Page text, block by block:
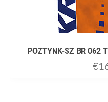
POZTYNK-SZ BR 062
€